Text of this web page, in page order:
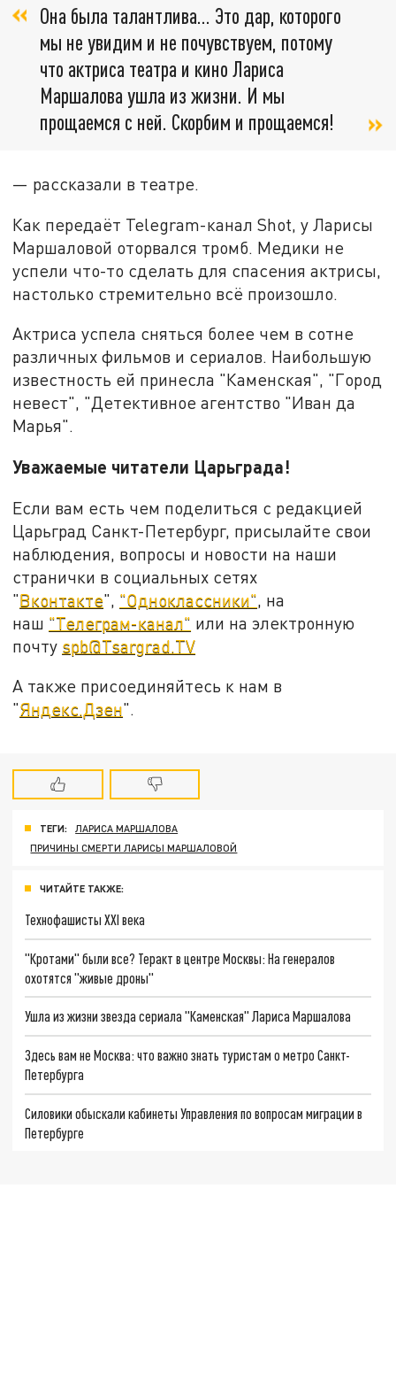
Она была талантлива… Это дар, которого
мы не увидим и не почувствуем, потому
что актриса театра и кино Лариса
Маршалова ушла из жизни. И мы
прощаемся с ней. Скорбим и прощаемся!
— рассказали в театре.
Как передаёт Telegram-канал Shot, у Ларисы
Маршаловой оторвался тромб. Медики не
успели что-то сделать для спасения актрисы,
настолько стремительно всё произошло.
Актриса успела сняться более чем в сотне
различных фильмов и сериалов. Наибольшую
известность ей принесла "Каменская", "Город
невест", "Детективное агентство "Иван да
Марья".
Уважаемые читатели Царьграда!
Если вам есть чем поделиться с редакцией
Царьград Санкт-Петербург, присылайте свои
наблюдения, вопросы и новости на наши
странички в социальных сетях
"Вконтакте", "Одноклассники", на
наш "Телеграм-канал" или на электронную
почту spb@Tsargrad.TV
А также присоединяйтесь к нам в
"Яндекс.Дзен".
ТЕГИ:
ЛАРИСА МАРШАЛОВА
ПРИЧИНЫ СМЕРТИ ЛАРИСЫ МАРШАЛОВОЙ
ЧИТАЙТЕ ТАКЖЕ:
Технофашисты XXI века
"Кротами" были все? Теракт в центре Москвы: На генералов
охотятся "живые дроны"
Ушла из жизни звезда сериала "Каменская" Лариса Маршалова
Здесь вам не Москва: что важно знать туристам о метро Санкт-
Петербурга
Силовики обыскали кабинеты Управления по вопросам миграции в
Петербурге